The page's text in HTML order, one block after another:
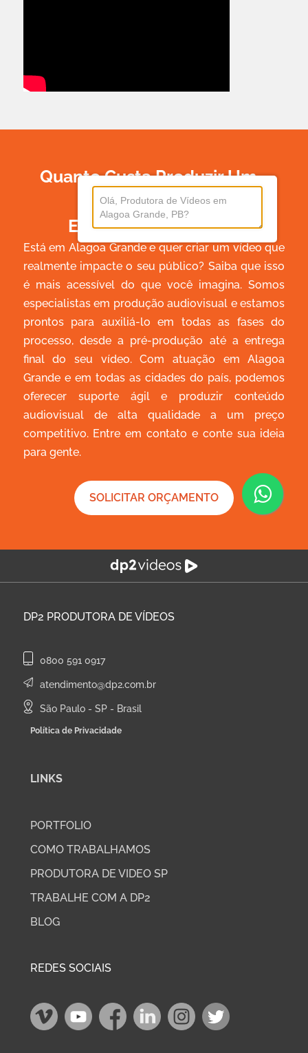
Quanto Custa Produzir Um
Vídeo
Em Alagoa Grande?
Está em Alagoa Grande e quer criar um vídeo que
realmente impacte o seu público? Saiba que isso
é mais acessível do que você imagina. Somos
especialistas em produção audiovisual e estamos
prontos para auxiliá-lo em todas as fases do
processo, desde a pré-produção até a entrega
final do seu vídeo. Com atuação em Alagoa
Grande e em todas as cidades do país, podemos
oferecer suporte ágil e produzir conteúdo
audiovisual de alta qualidade a um preço
competitivo. Entre em contato e conte sua ideia
para gente.
SOLICITAR ORÇAMENTO
DP2 PRODUTORA DE VÍDEOS
0800 591 0917
atendimento@dp2.com.br
São Paulo - SP - Brasil
Política de Privacidade
LINKS
PORTFOLIO
COMO TRABALHAMOS
PRODUTORA DE VIDEO SP
TRABALHE COM A DP2
BLOG
REDES SOCIAIS